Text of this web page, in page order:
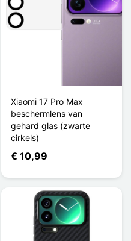
Xiaomi 17 Pro Max
beschermlens van
gehard glas (zwarte
cirkels)
€ 10,99